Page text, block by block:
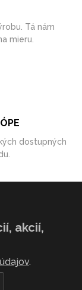
Tá nám
mieru.
dostupných
akcií,
.